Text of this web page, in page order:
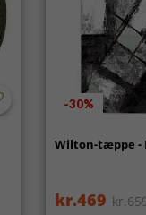
-30%
Wilton-tæppe -
kr.469